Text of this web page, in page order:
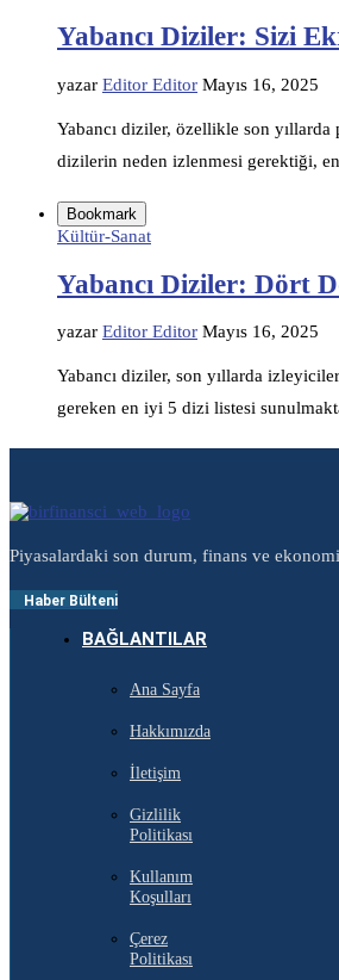
Yabancı Diziler: Sizi
yazar Editor Editor Mayıs 16, 2025
Yabancı diziler, özellikle son yıllarda
dizilerin neden izlenmesi gerektiği,
Bookmark
Kültür-Sanat
Yabancı Diziler: Dört
yazar Editor Editor Mayıs 16, 2025
Yabancı diziler, son yıllarda
gereken en iyi 5 dizi listesi
Piyasalardaki son durum, finans ve
Haber Bülteni
BAĞLANTILAR
Ana Sayfa
Hakkımızda
İletişim
Gizlilik
Politikası
Kullanım
Koşulları
Çerez
Politikası